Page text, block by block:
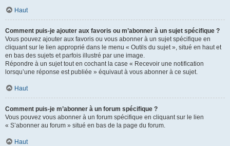
Haut
Comment puis-je ajouter aux favoris ou m’abonner à un sujet spécifique ?
Vous pouvez ajouter aux favoris ou vous abonner à un sujet spécifique en
cliquant sur le lien approprié dans le menu « Outils du sujet », situé en haut et
en bas des sujets et parfois illustré par une image.
Répondre à un sujet tout en cochant la case « Recevoir une notification
lorsqu’une réponse est publiée » équivaut à vous abonner à ce sujet.
Haut
Comment puis-je m’abonner à un forum spécifique ?
Vous pouvez vous abonner à un forum spécifique en cliquant sur le lien
« S’abonner au forum » situé en bas de la page du forum.
Haut